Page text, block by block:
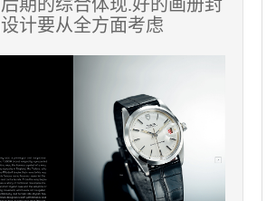
期的综合体现.好的画册封
计要从全方面考虑